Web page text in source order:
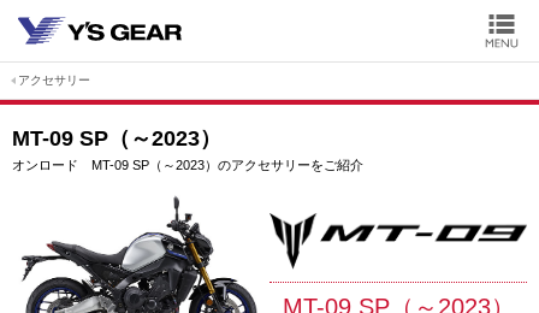
アクセサリー
MT-09 SP（～2023）
オンロード MT-09 SP（～2023）のアクセサリーをご紹介
MT-09 SP（～2023）